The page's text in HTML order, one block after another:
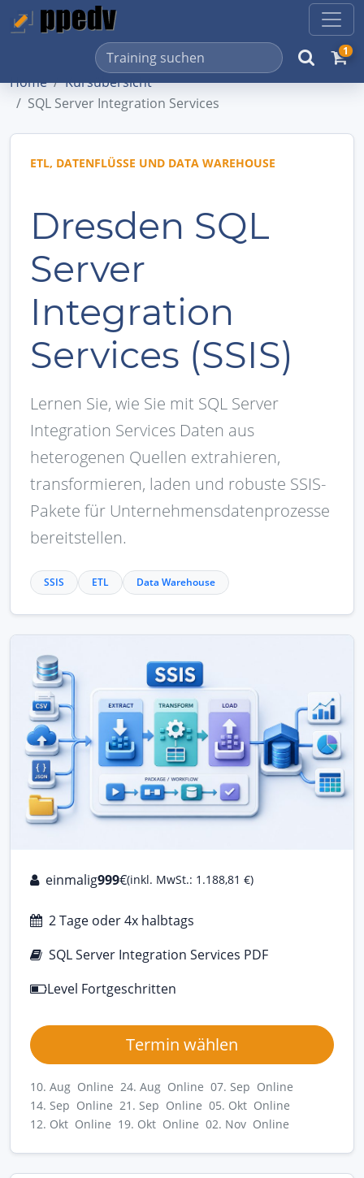
1
Home
Kursübersicht
SQL Server Integration Services
ETL, DATENFLÜSSE UND DATA WAREHOUSE
Dresden SQL
Server
Integration
Services (SSIS)
Lernen Sie, wie Sie mit SQL Server
Integration Services Daten aus
heterogenen Quellen extrahieren,
transformieren, laden und robuste SSIS-
Pakete für Unternehmensdatenprozesse
bereitstellen.
SSIS ETL Data Warehouse
einmalig999€(inkl. MwSt.: 1.188,81 €)
2 Tage oder 4x halbtags
SQL Server Integration Services PDF
Level Fortgeschritten
Termin wählen
10. Aug Online 24. Aug Online 07. Sep Online
14. Sep Online 21. Sep Online 05. Okt Online
12. Okt Online 19. Okt Online 02. Nov Online